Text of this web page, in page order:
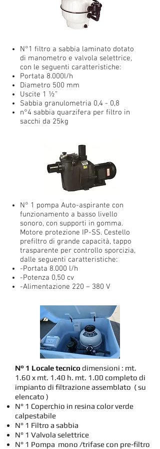
N°1 filtro a sabbia laminato dotato
di manometro e valvola selettrice,
con le seguenti caratteristiche:
Portata 8.000l/h
Diametro 500 mm
Uscite 1 ½”
Sabbia granulometria 0,4 - 0,8
n°4 sabbia quarzifera per filtro in
sacchi da 25kg
N° 1 pompa Auto-aspirante con
funzionamento a basso livello
sonoro, con supporti in gomma.
Motore protezione IP-SS. Cestello
prefiltro di grande capacità, tappo
trasparente per controllo sporcizia,
dalle seguenti caratteristiche:
-Portata 8.000 l/h
-Potenza 0,50 cv
-Alimentazione 220 – 380 V
N° 1 Locale tecnico dimensioni : mt.
1.60 x mt. 1.40 h. mt. 1.00 completo di
impianto di filtrazione assemblato ( su
elencato )
N° 1 Coperchio in resina color verde
calpestabile
N° 1 Filtro a sabbia
N° 1 Valvola selettrice
N° 1 Pompa mono /trifase con pre-filtro